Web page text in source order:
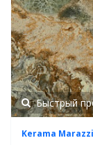
Быстрый
Kerama Marazzi